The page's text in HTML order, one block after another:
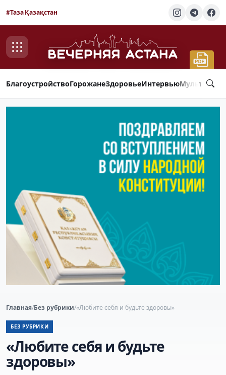
#Таза Қазақстан
БлагоустройствоГорожанеЗдоровьеИнтервью
Главная/Без рубрики/«Любите себя и будьте здоровы»
БЕЗ РУБРИКИ
«Любите себя и будьте
здоровы»